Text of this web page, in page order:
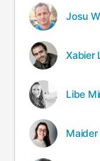
Josu
Xabier
Libe
Maider